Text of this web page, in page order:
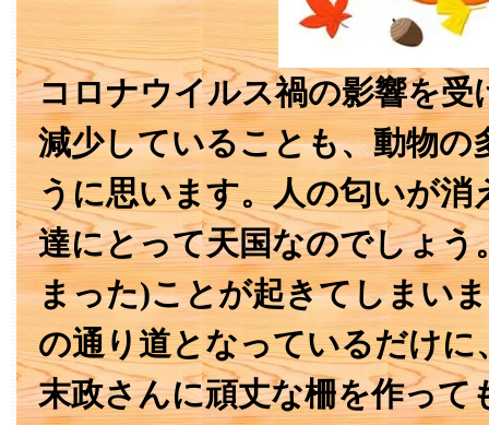
コロナウイルス禍の影響を受
減少していることも、動物の
うに思います。人の匂いが消
達にとって天国なのでしょう
まった)ことが起きてしまい
の通り道となっているだけに
末政さんに頑丈な柵を作って